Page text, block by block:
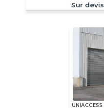
Sur devis
UNIACCESS